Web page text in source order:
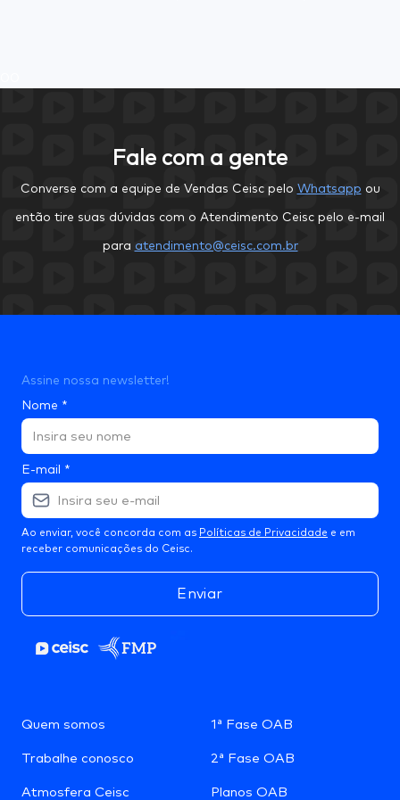
Fale com a gente
Converse com a equipe de Vendas Ceisc pelo Whatsapp ou
então tire suas dúvidas com o Atendimento Ceisc pelo e-mail
para atendimento@ceisc.com.br
Quem somos
Trabalhe conosco
Atmosfera Ceisc
1ª Fase OAB
2ª Fase OAB
Planos OAB
Assine nossa newsletter!
Nome *
E-mail *
Ao enviar, você concorda com as Políticas de Privacidade e em
receber comunicações do Ceisc.
Enviar